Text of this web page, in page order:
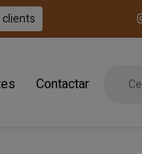
Contactar